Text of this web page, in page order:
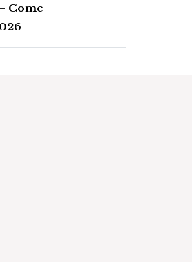
Come